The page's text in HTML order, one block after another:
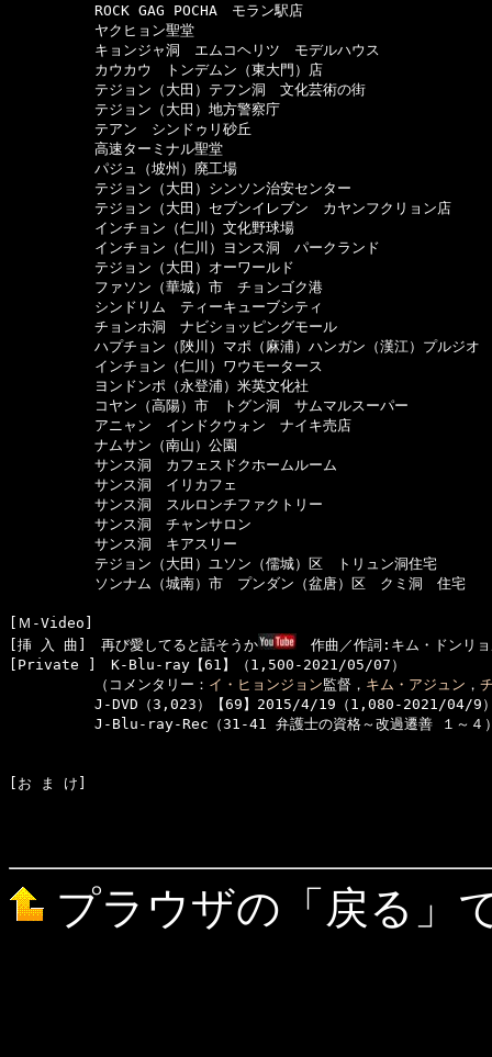
ROCK GAG POCHA　モラン駅店
ヤクヒョン聖堂
キョンジャ洞　エムコヘリツ　モデルハウス
カウカウ　トンデムン（東大門）店
テジョン（大田）テフン洞　文化芸術の街
テジョン（大田）地方警察庁
テアン　シンドゥリ砂丘
高速ターミナル聖堂
パジュ（坡州）廃工場
テジョン（大田）シンソン治安センター
テジョン（大田）セブンイレブン　カヤンフクリョン店
インチョン（仁川）文化野球場
インチョン（仁川）ヨンス洞　パークランド
テジョン（大田）オーワールド
ファソン（華城）市　チョンゴク港
シンドリム　ティーキューブシティ
チョンホ洞　ナビショッピングモール
ハプチョン（陜川）マポ（麻浦）ハンガン（漢江）プルジオ　
インチョン（仁川）ワウモータース
ヨンドンポ（永登浦）米英文化社
コヤン（高陽）市　トグン洞　サムマルスーパー
アニャン　インドクウォン　ナイキ売店
ナムサン（南山）公園
サンス洞　カフェスドクホームルーム
サンス洞　イリカフェ
サンス洞　スルロンチファクトリー
サンス洞　チャンサロン
サンス洞　キアスリー
テジョン（大田）ユソン（儒城）区　トリュン洞住宅
ソンナム（城南）市　プンダン（盆唐）区　クミ洞　住宅
[Ｍ-Video]
[挿 入 曲]　再び愛してると話そうか
作曲／作詞:キム・ドンリ
[Private ]　K-Blu-ray【61】（1,500-2021/05/07）
（コメンタリー： イ・ヒョンジョン監督， キム・アジュン ，
J-DVD（3,023）【69】2015/4/19（1,080-2021/04/9
J-Blu-ray-Rec（31-41 弁護士の資格～改過遷善 １～４
プラウザの「戻る」